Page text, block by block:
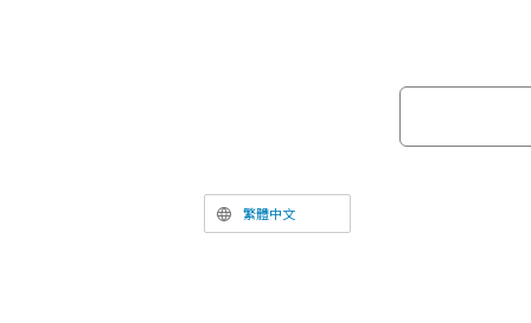
繁體中文